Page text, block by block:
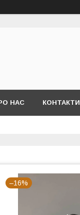
НАС КОНТАКТИ
–16%